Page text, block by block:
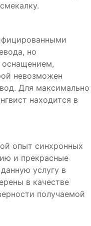
но
оснащением,
невозможен
Для максимально
находится в
опыт синхронных
и прекрасные
услугу в
в качестве
получаемой